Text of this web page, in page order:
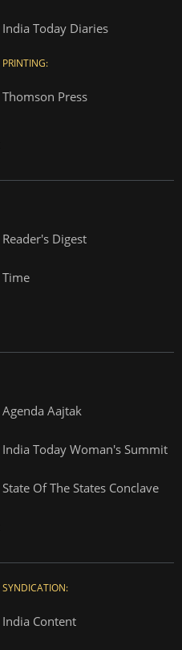
India Today Diaries
PRINTING:
Thomson Press
Reader's Digest
Time
Agenda Aajtak
India Today Woman's Summit
State Of The States Conclave
SYNDICATION:
India Content